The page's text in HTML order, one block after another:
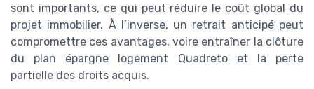
sont importants, ce qui peut réduire le coût global du
projet immobilier. À l’inverse, un retrait anticipé peut
compromettre ces avantages, voire entraîner la clôture
du plan épargne logement Quadreto et la perte
partielle des droits acquis.